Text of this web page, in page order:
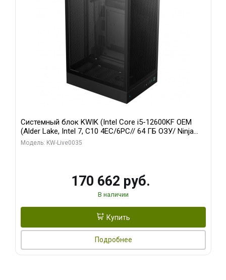
Системный блок KWIK (Intel Core i5-12600KF OEM
(Alder Lake, Intel 7, C10 4EC/6PC// 64 ГБ ОЗУ/ Ninja
Sinotex GTX1650 4GB 128bit GDDR6 DVI DP HDMI 2/
Модель: KW-Live0035
170 662 руб.
В наличии
Купить
Подробнее